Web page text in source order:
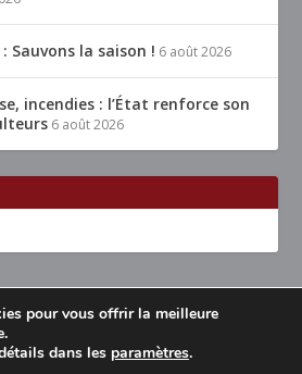
Sauvons la saison ! 6 août 2026
incendies : l’État renforce son
6 août 2026
| Propulsé parWordPress
& alentours
Mentions légales
pour vous offrir la meilleure
dans les paramètres.